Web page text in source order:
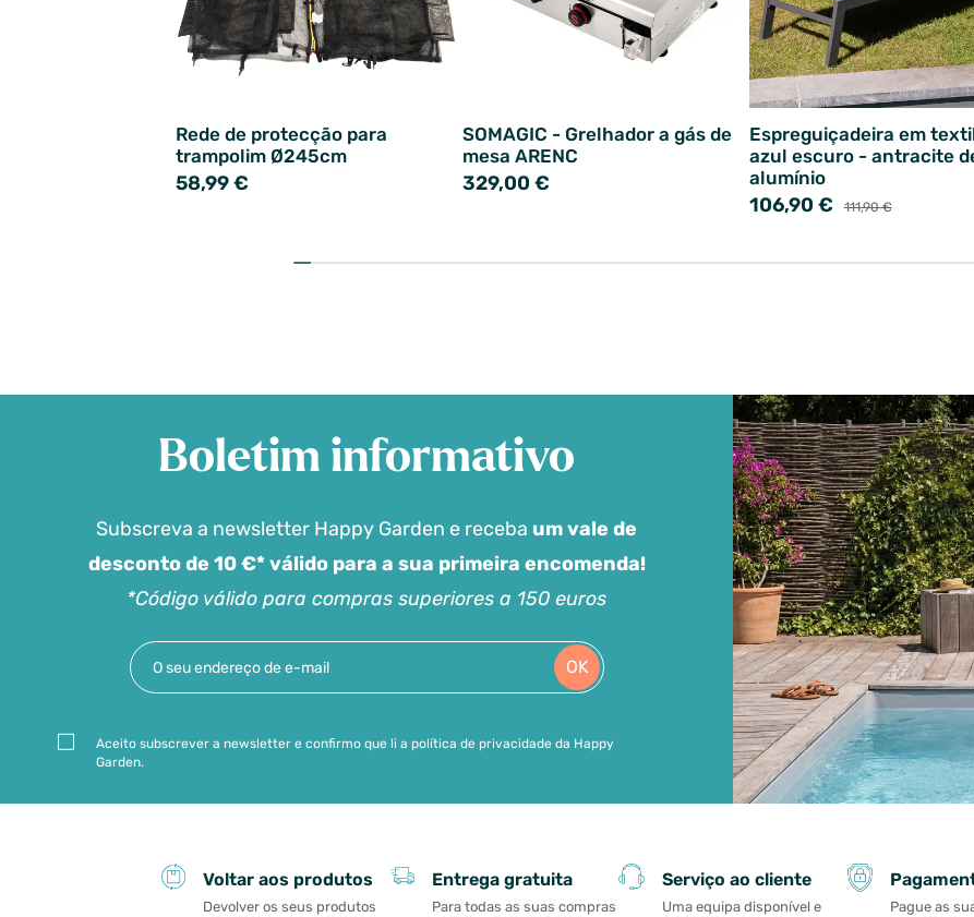
Rede de protecção para
trampolim Ø245cm
58,99 €
SOMAGIC - Grelhador a gás de
mesa ARENC
329,00 €
Espreguiçadeira em
azul escuro - antracite
alumínio
106,90 € 111,90 €
Boletim informativo
Subscreva a newsletter Happy Garden e receba um vale de
desconto de 10 €* válido para a sua primeira encomenda!
*Código válido para compras superiores a 150 euros
OK
Aceito subscrever a newsletter e confirmo que li a política de privacidade da Happy
Garden.
Voltar aos produtos
Devolver os seus produtos
Entrega gratuita
Para todas as suas compras
Serviço ao cliente
Uma equipa disponível e
Pague as